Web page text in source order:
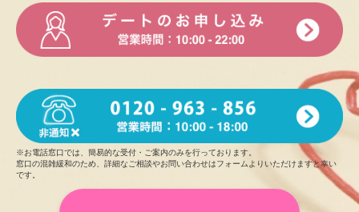
Q.学生の頃に入っていた部活動は何ですか
A. 中学合唱部、高校美術部でした！歌うことと絵を描くこと
が好き♪
Q.ストレスの解消方法は？
A. やっぱりカラオケ！大きな声を出すとスッキリします！！
Q.旅行で行きたいところは何処ですか
A. そろそろ沖縄とか北海道に行きたいなあ♡ヽ(；▽；)ノ♡
京都も好きなので、雰囲気似てる鎌倉とかも好き！
次の機会があった場合も絶対にせいらさんをお誘いし
たいと思いました！
せいらさんとカラオケをご一緒しました。
良い意味で、写真から想像していたイメージとは違っ
ていました。
よく通る声でハキハキとそしてニコニコ
と話す元気っ子でした。
元気をたくさんもらえた気がします。
カラオケが大好きなようで、入室1分後には曲探しを
始めていたよ
※お電話窓口では、簡易的な受付・ご案内のみを行っております。
窓口の混雑緩和のため、詳細なご相談やお問い合わせはフォームよりいただけますと幸い
です。